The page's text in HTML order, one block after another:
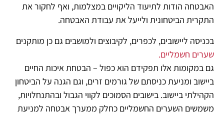
האבטחה הודות לתיעוד הליקויים במצלמות, ואף לחקור את
התקרית הביטחונית ולייעל את עבודת האבטחה.
בכניסה ליישובים, לכפרים, לקיבוצים ולמושבים גם כן מותקנים
שערים חשמליים.
גם במקומות אלו תפקידם הוא כפול – הבטחת איכות החיים
ביישוב ומניעת כניסתם של גורמים זרים, וגם הגנה על הביטחון
הקהילתי ביישוב. בישובים הסמוכים לקווי הגבול ובהתנחלויות,
משמשים השערים החשמליים כחלק ממערך אבטחה למניעת